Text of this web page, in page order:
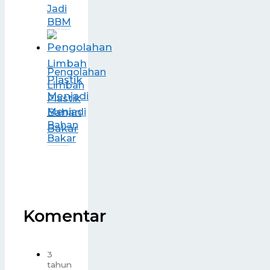
Jadi
BBM
Pengolahan
Limbah
Plastik
Menjadi
Bahan
Bakar
Komentar
3
tahun